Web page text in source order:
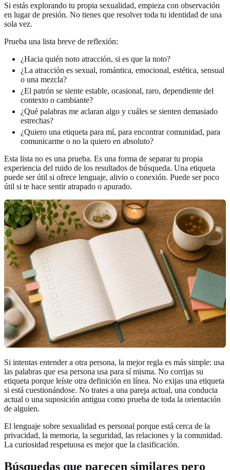
Si estás explorando tu propia sexualidad, empieza con observación
en lugar de presión. No tienes que resolver toda tu identidad de una
sola vez.
Prueba una lista breve de reflexión:
¿Hacia quién noto atracción, si es que la noto?
¿La atracción es sexual, romántica, emocional, estética, sensual
o una mezcla?
¿El patrón se siente estable, ocasional, raro, dependiente del
contexto o cambiante?
¿Qué palabras me aclaran algo y cuáles se sienten demasiado
estrechas?
¿Quiero una etiqueta para mí, para encontrar comunidad, para
comunicarme o no la quiero en absoluto?
Esta lista no es una prueba. Es una forma de separar tu propia
experiencia del ruido de los resultados de búsqueda. Una etiqueta
puede ser útil si ofrece lenguaje, alivio o conexión. Puede ser poco
útil si te hace sentir atrapado o apurado.
Si intentas entender a otra persona, la mejor regla es más simple: usa
las palabras que esa persona usa para sí misma. No corrijas su
etiqueta porque leíste otra definición en línea. No exijas una etiqueta
si está cuestionándose. No trates a una pareja actual, una conducta
actual o una suposición antigua como prueba de toda la orientación
de alguien.
El lenguaje sobre sexualidad es personal porque está cerca de la
privacidad, la memoria, la seguridad, las relaciones y la comunidad.
La curiosidad respetuosa es mejor que la clasificación.
Búsquedas que parecen similares pero